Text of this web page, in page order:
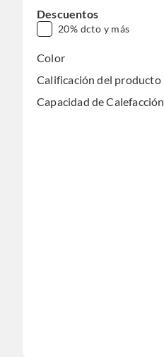
Descuentos
20% dcto y más
Color
Calificación del producto
Capacidad de Calefacción